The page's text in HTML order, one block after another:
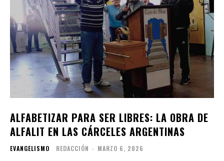
ALFABETIZAR PARA SER LIBRES: LA OBRA DE
ALFALIT EN LAS CÁRCELES ARGENTINAS
EVANGELISMO REDACCIÓN - MARZO 6, 2026